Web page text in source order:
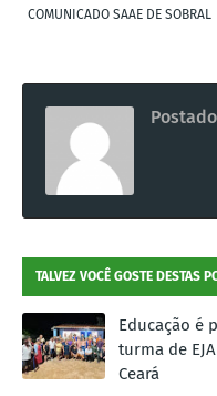
COMUNICADO SAAE DE SOBRAL
TALVEZ VOCÊ GOSTE DESTAS
Educação é
turma de
Ceará